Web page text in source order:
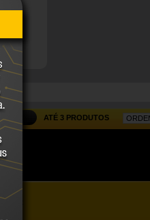
ATÉ 3 PRODUTOS
4762